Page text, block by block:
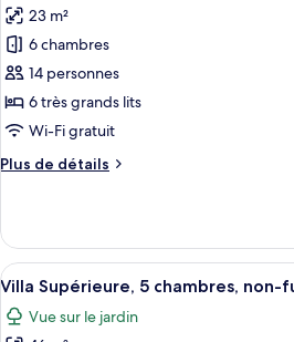
photos
pour
ce
type
de
chambre :
Villa
chambres,
non-
fumeurs,
vue
23 m²
6 chambres
14 personnes
6 très grands lits
Wi-Fi gratuit
Plus de détails
Plus
le
type
de
chambre
Villa
Afficher
toutes
les
Une
8
Villa Supérieure, 5 chambres, non-
Vue sur le jardin